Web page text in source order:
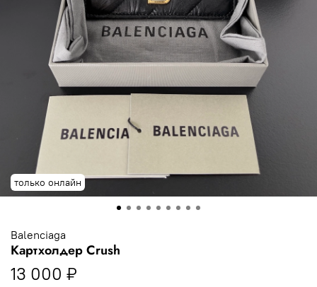
только онлайн
Balenciaga
Картхолдер Crush
13 000 ₽